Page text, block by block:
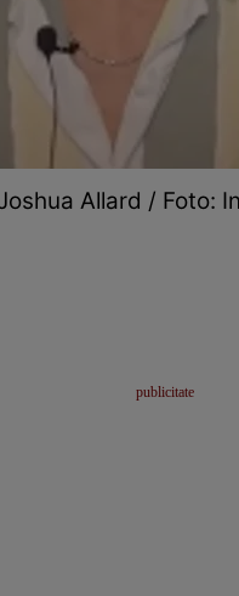
Allard / Foto: